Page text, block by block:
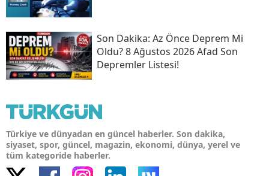
Son Daki̇ka: Az Önce Deprem Mi
Oldu? 8 Ağustos 2026 Afad Son
Depremler Listesi!
Türkiye ve dünyadan en güncel haberler. Son dakika,
siyaset, spor, güncel, magazin, ekonomi, dünya, yerel ve
tüm kategoride haberler.